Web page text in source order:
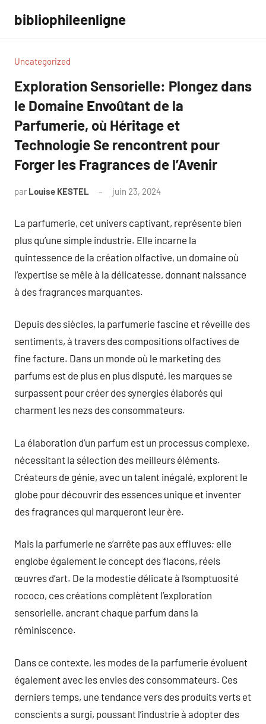
contenu
bibliophileenligne
Uncategorized
Exploration Sensorielle: Plongez dans
le Domaine Envoûtant de la
Parfumerie, où Héritage et
Technologie Se rencontrent pour
Forger les Fragrances de l’Avenir
par Louise KESTEL juin 23, 2024
La parfumerie, cet univers captivant, représente bien
plus qu’une simple industrie. Elle incarne la
quintessence de la création olfactive, un domaine où
l’expertise se mêle à la délicatesse, donnant naissance
à des fragrances marquantes.
Depuis des siècles, la parfumerie fascine et réveille des
sentiments, à travers des compositions olfactives de
fine facture. Dans un monde où le marketing des
parfums est de plus en plus disputé, les marques se
surpassent pour créer des synergies élaborés qui
charment les nezs des consommateurs.
La élaboration d’un parfum est un processus complexe,
nécessitant la sélection des meilleurs éléments.
Créateurs de génie, avec un talent inégalé, explorent le
globe pour découvrir des essences unique et inventer
des fragrances qui marqueront leur ère.
Mais la parfumerie ne s’arrête pas aux effluves; elle
englobe également le concept des flacons, réels
œuvres d’art. De la modestie délicate à l’somptuosité
rococo, ces créations complètent l’exploration
sensorielle, ancrant chaque parfum dans la
réminiscence.
Dans ce contexte, les modes de la parfumerie évoluent
également avec les envies des consommateurs. Ces
derniers temps, une tendance vers des produits verts et
conscients a surgi, poussant l’industrie à adopter des